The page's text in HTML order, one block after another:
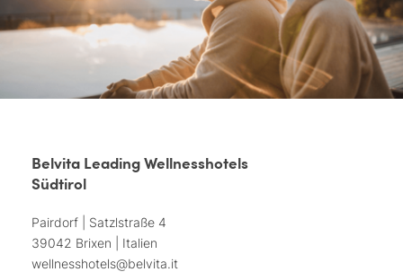
Belvita Leading Wellnesshotels
Südtirol
Pairdorf | Satzlstraße 4
39042 Brixen | Italien
wellnesshotels@belvita.it